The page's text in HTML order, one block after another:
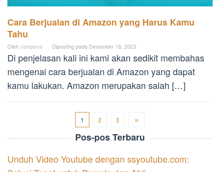
Cara Berjualan di Amazon yang Harus Kamu
Tahu
OlehJampena Diposting pada Desember 18, 2023
Di penjelasan kali ini kami akan sedikit membahas
mengenai cara berjualan di Amazon yang dapat
kamu lakukan. Amazon merupakan salah […]
1 2 3
Pos-pos Terbaru
Unduh Video Youtube dengan ssyoutube.com: